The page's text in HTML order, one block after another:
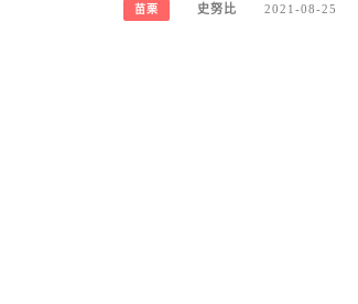
苗栗 史努比 2021-08-25